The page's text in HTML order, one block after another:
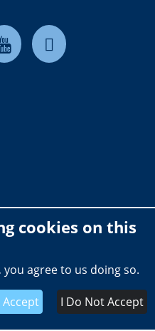
All rights reserved.
use
of Sale NL
cookies on this
agree to us doing so.
Accept I Do Not Accept